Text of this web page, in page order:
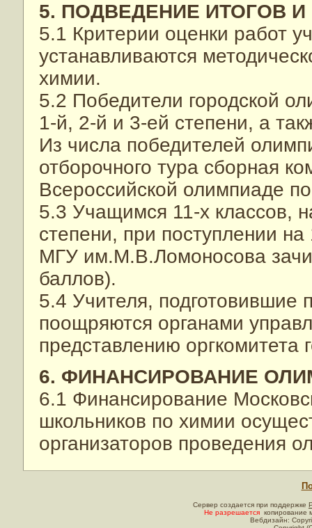
5. ПОДВЕДЕНИЕ ИТОГОВ
5.1 Критерии оценки работ
устанавливаются
химии.
5.2 Победители городской
1-й, 2-й и 3-ей степени, а
Из числа победителей
отборочного тура сборная
Всероссийской олимпиаде
5.3 Учащимся 11-х классов,
степени, при поступлении
МГУ им.М.В.Ломоносова
баллов).
5.4 Учителя,
поощряются органами
представлению оргкомитета
6. ФИНАНСИРОВАНИЕ
6.1 Финансирование
школьников по химии
организаторов проведения
Сервер создается при поддержке
Не разрешается копирование
Вебдизайн: